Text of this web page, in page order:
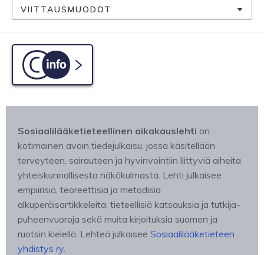
VIITTAUSMUODOT
C-info
Sosiaalilääketieteellinen aikakauslehti on
kotimainen avoin tiedejulkaisu, jossa käsitellään
terveyteen, sairauteen ja hyvinvointiin liittyviä aiheita
yhteiskunnallisesta näkökulmasta. Lehti julkaisee
empiirisiä, teoreettisia ja metodisia
alkuperäisartikkeleita, tieteellisiä katsauksia ja tutkija-
puheenvuoroja sekä muita kirjoituksia suomen ja
ruotsin kielellä. Lehteä julkaisee Sosiaalilääketieteen
yhdistys ry.